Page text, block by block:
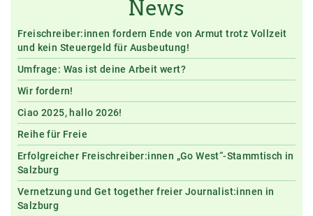
News
Freischreiber:innen fordern Ende von Armut trotz Vollzeit
und kein Steuergeld für Ausbeutung!
Umfrage: Was ist deine Arbeit wert?
Wir fordern!
Ciao 2025, hallo 2026!
Reihe für Freie
Erfolgreicher Freischreiber:innen „Go West“-Stammtisch in
Salzburg
Vernetzung und Get together freier Journalist:innen in
Salzburg